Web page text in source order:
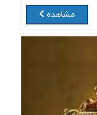
مشاهده